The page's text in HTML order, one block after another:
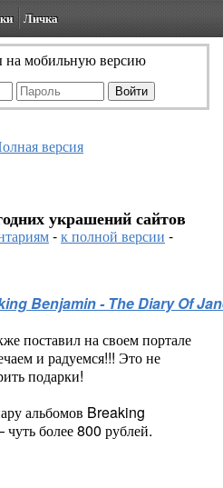
Личка
мобильную версию
версия
украшений сайтов
-к полной версии -
Benjamin - The Diary Of
поставил на своем портале
и радуемся!!! Это не
подарки!
альбомов Breaking
более 800 рублей.